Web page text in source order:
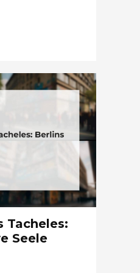
Tacheles:
Seele